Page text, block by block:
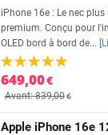
iPhone 16e : Le nec
premium. Conçu pour
OLED bord à bord de...
649,00€
Avant: 839,00€
Apple iPhone 16e